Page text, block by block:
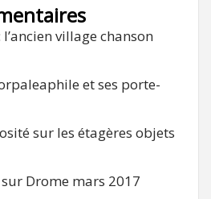
l’ancien village chanson
et ses porte-
sur les étagères objets
Drome mars 2017